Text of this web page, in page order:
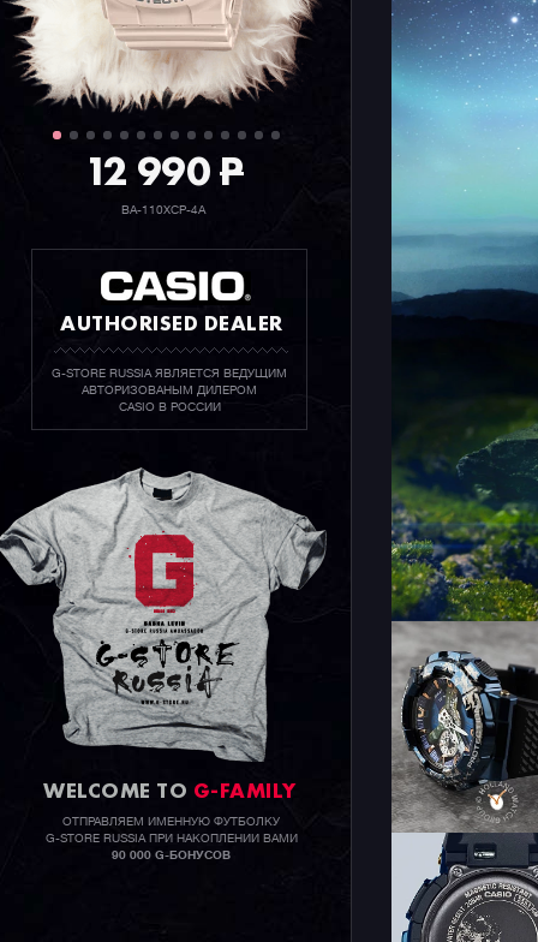
12 990P
BA-110XCP-4A
AUTHORISED DEALER
G-STORE RUSSIA ЯВЛЯЕТСЯ ВЕДУЩИМ
АВТОРИЗОВАНЫМ ДИЛЕРОМ
CASIO В РОССИИ
WELCOME TO G-FAMILY
ОТПРАВЛЯЕМ ИМЕННУЮ ФУТБОЛКУ
G-STORE RUSSIA ПРИ НАКОПЛЕНИИ ВАМИ
90 000 G-БОНУСОВ
часовой